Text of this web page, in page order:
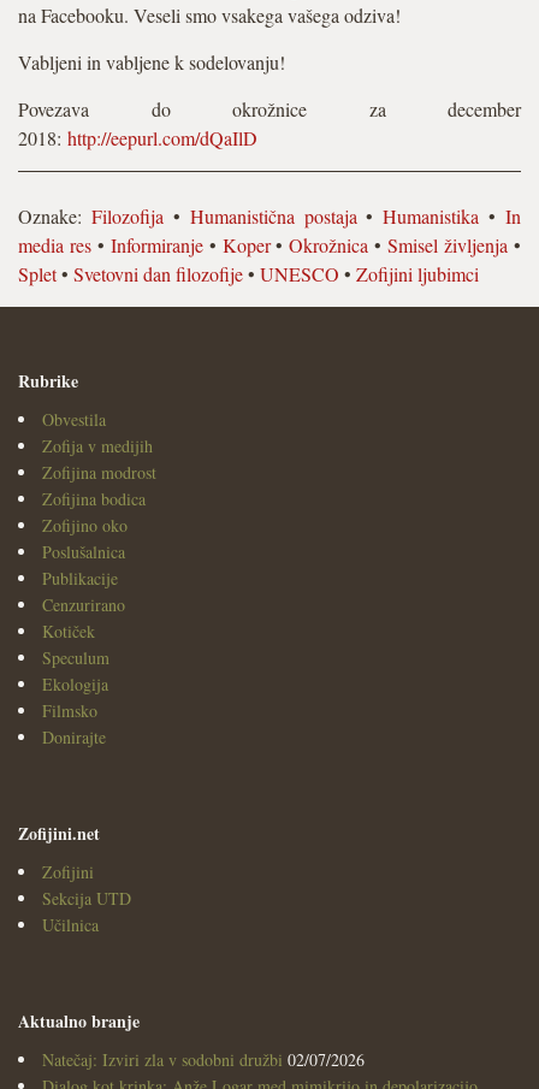
na Facebooku. Veseli smo vsakega vašega odziva!
Vabljeni in vabljene k sodelovanju!
Povezava do okrožnice za december
2018: http://eepurl.com/dQaIlD
Oznake: Filozofija • Humanistična postaja •Humanistika • In
media res• Informiranje• Koper•Okrožnica •Smisel življenja •
Splet• Svetovni dan filozofije• UNESCO • Zofijini ljubimci
Rubrike
Obvestila
Zofija v medijih
Zofijina modrost
Zofijina bodica
Zofijino oko
Poslušalnica
Publikacije
Cenzurirano
Kotiček
Speculum
Ekologija
Filmsko
Donirajte
Zofijini.net
Zofijini
Sekcija UTD
Učilnica
Aktualno branje
Natečaj: Izviri zla v sodobni družbi 02/07/2026